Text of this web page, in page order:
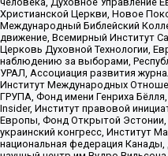
Христианской Церкви, Новое
Международный Библейский
движение, Всемирный Институт
Церковь Духовной Технологии,
наблюдению за выборами,
УРАЛ, Ассоциация развития
Институт Международных
ГРУПА, Фонд имени Генриха
Insider, Институт правовой
Европы, Фонд Открытой Эстонии,
украинский конгресс, Институт
национальная федерация